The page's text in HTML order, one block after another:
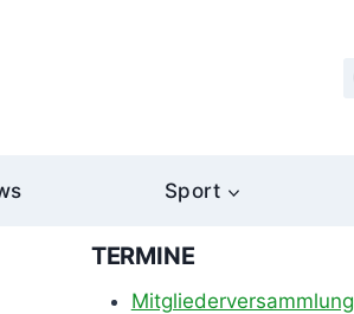
Sport
TERMINE
Mitgliederversammlung